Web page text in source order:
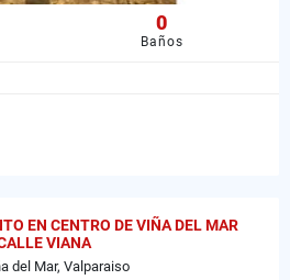
0
Baños
EN CENTRO DE VIÑA DEL MAR
VIANA
del Mar, Valparaiso